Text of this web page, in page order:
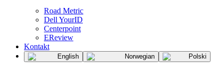
Road Metric
Dell YourID
Centerpoint
EReview
Kontakt
English Norwegian Polski